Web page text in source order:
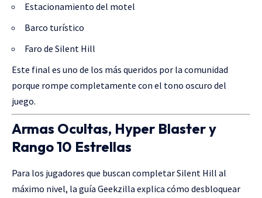
Estacionamiento del motel
Barco turístico
Faro de Silent Hill
Este final es uno de los más queridos por la comunidad
porque rompe completamente con el tono oscuro del
juego.
Armas Ocultas, Hyper Blaster y
Rango 10 Estrellas
Para los jugadores que buscan completar Silent Hill al
máximo nivel, la guía Geekzilla explica cómo desbloquear